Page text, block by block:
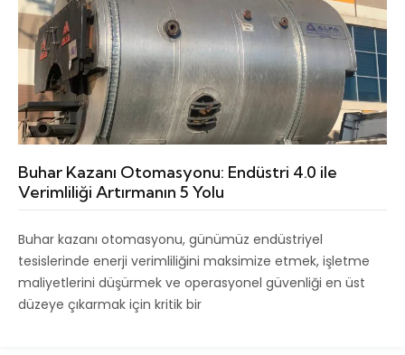
Buhar Kazanı Otomasyonu: Endüstri 4.0 ile
Verimliliği Artırmanın 5 Yolu
Buhar kazanı otomasyonu, günümüz endüstriyel
tesislerinde enerji verimliliğini maksimize etmek, işletme
maliyetlerini düşürmek ve operasyonel güvenliği en üst
düzeye çıkarmak için kritik bir